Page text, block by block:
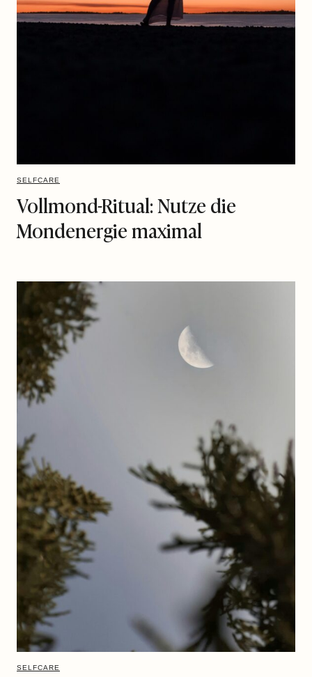
SELFCARE
Vollmond-Ritual: Nutze die
Mondenergie maximal
SELFCARE